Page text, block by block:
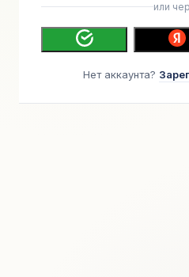
или
Нет аккаунта?